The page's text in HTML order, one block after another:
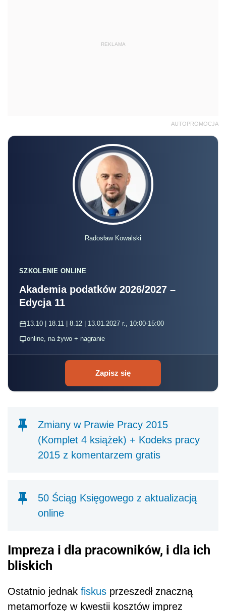
REKLAMA
AUTOPROMOCJA
Radosław Kowalski
SZKOLENIE ONLINE
Akademia podatków 2026/2027 –
Edycja 11
13.10 | 18.11 | 8.12 | 13.01.2027 r., 10:00-15:00
online, na żywo + nagranie
Zapisz się
Zmiany w Prawie Pracy 2015
(Komplet 4 książek) + Kodeks pracy
2015 z komentarzem gratis
50 Ściąg Księgowego z aktualizacją
online
Impreza i dla pracowników, i dla ich
bliskich
Ostatnio jednak fiskus przeszedł znaczną
metamorfozę w kwestii kosztów imprez